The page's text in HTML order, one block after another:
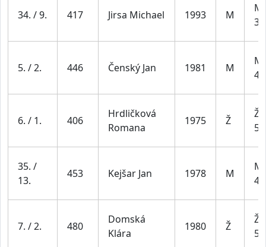
34. / 9. 417 Jirsa Michael 1993 M
5. / 2. 446 Čenský Jan 1981 M
6. / 1. 406
Hrdličková
Romana
1975 Ž
35. /
13.
453 Kejšar Jan 1978 M
7. / 2. 480
Domská
Klára
1980 Ž